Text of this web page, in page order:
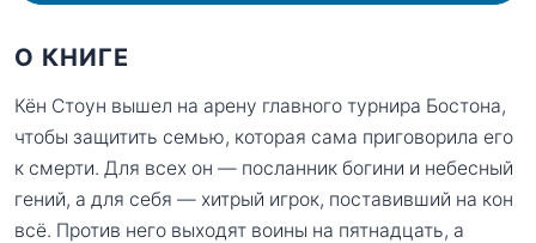
О КНИГЕ
Кён Стоун вышел на арену главного турнира Бостона,
чтобы защитить семью, которая сама приговорила его
к смерти. Для всех он — посланник богини и небесный
гений, а для себя — хитрый игрок, поставивший на кон
всё. Против него выходят воины на пятнадцать, а